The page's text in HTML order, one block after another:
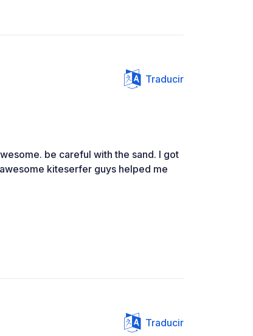
Traducir
be careful with the sand. I got
kiteserfer guys helped me
Traducir